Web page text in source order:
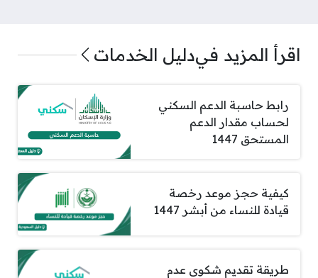
اقرأ المزيد فيدليل الخدمات
رابط حاسبة الدعم السكني
لحساب مقدار الدعم
المستحق 1447
كيفية حجز موعد رخصة
قيادة للنساء من أبشر 1447
طريقة تقديم شكوى عدم